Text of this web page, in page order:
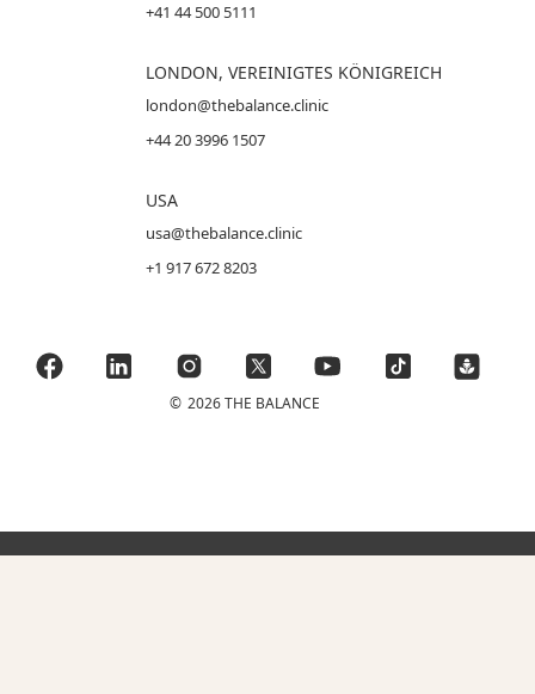
+41 44 500 5111
LONDON, VEREINIGTES KÖNIGREICH
london@thebalance.clinic
+44 20 3996 1507
USA
usa@thebalance.clinic
+1 917 672 8203
© 2026 THE BALANCE